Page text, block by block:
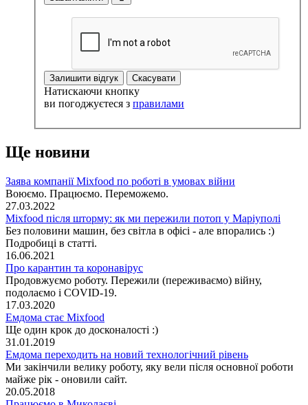
Залишити відгук Скасувати
Натискаючи кнопку
ви погоджуєтеся з правилами
Ще новини
Заява компанії Mixfood по роботі в умовах війни
Воюємо. Працюємо. Переможемо.
27.03.2022
Mixfood після шторму: як ми пережили потоп у Маріуполі
Без половини машин, без світла в офісі - але впорались :)
Подробиці в статті.
16.06.2021
Про карантин та коронавірус
Продовжуємо роботу. Пережили (переживаємо) війну,
подолаємо і COVID-19.
17.03.2020
Емдома стає Мixfood
Ще один крок до досконалості :)
31.01.2019
Емдома переходить на новий технологічний рівень
Ми закінчили велику роботу, яку вели після основної роботи
майже рік - оновили сайт.
20.05.2018